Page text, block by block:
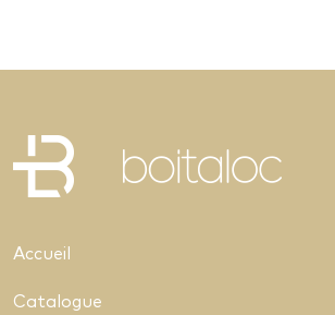
Accueil
Catalogue